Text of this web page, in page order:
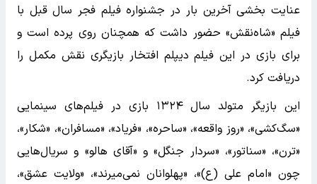
عنایت بخشی آخرین بار در جشنواره فیلم فجر سال قبل با
فیلم «شاه‌نقش» حضور داشت که همچنان روی پرده است و
برای بازی در این فیلم دیپلم افتخار بازیگری نقش مکمل را
دریافت کرد.
این بازیگر متولد سال ۱۳۲۴ بازی در فیلم‌های سینمایی
«سگ‌کشی»، «روز واقعه»، «ساحره»، «فریاد»، «مسافران»، «شکار»،
«ترن»، «سناتور»، «سردار جنگل» و «آقای هالو» و سریال‌هایی
چون «امام علی (ع)»، «پهلوانان نمی‌میرند»، «ولایت عشق»،